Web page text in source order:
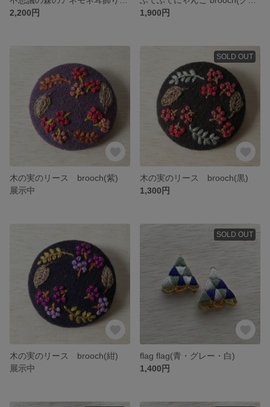
2,200円
1,900円
木の実のリース brooch(紫)
展示中
SOLD OUT
木の実のリース brooch(黒)
1,300円
木の実のリース brooch(紺)
展示中
SOLD OUT
flag flag(青・グレー・白)
1,400円